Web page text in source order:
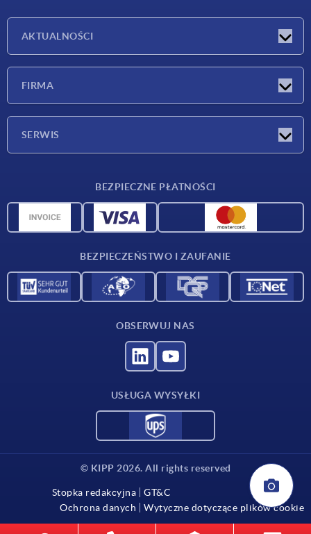
AKTUALNOŚCI
FIRMA
SERWIS
Dane CAD
BEZPIECZNE PŁATNOŚCI
BEZPIECZEŃSTWO I ZAUFANIE
OBSERWUJ NAS
USŁUGA WYSYŁKI
© KIPP 2026. All rights reserved
Stopka redakcyjna
GT&C
Ochrona danych
Wytyczne dotyczące plików cookie